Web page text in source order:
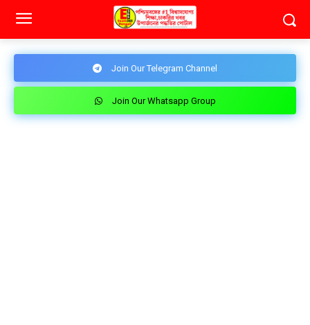
Join Our Telegram Channel
Join Our Whatsapp Group